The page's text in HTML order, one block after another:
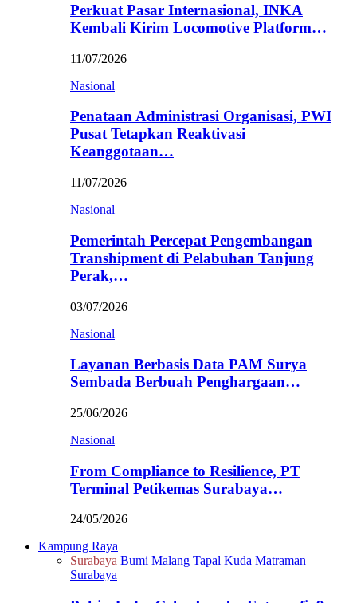
Perkuat Pasar Internasional, INKA
Kembali Kirim Locomotive Platform…
11/07/2026
Nasional
Penataan Administrasi Organisasi, PWI
Pusat Tetapkan Reaktivasi
Keanggotaan…
11/07/2026
Nasional
Pemerintah Percepat Pengembangan
Transhipment di Pelabuhan Tanjung
Perak,…
03/07/2026
Nasional
Layanan Berbasis Data PAM Surya
Sembada Berbuah Penghargaan…
25/06/2026
Nasional
From Compliance to Resilience, PT
Terminal Petikemas Surabaya…
24/05/2026
Kampung Raya
Surabaya Bumi Malang Tapal Kuda Matraman
Surabaya